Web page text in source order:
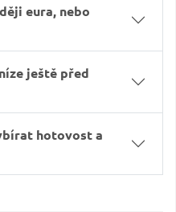
eura, nebo
ještě před
hotovost a